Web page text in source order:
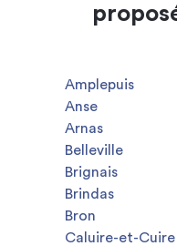
Amplepuis
Anse
Arnas
Belleville
Brignais
Brindas
Bron
Caluire-et-Cuire